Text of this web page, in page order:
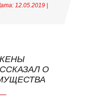
12.05.2019 |
О